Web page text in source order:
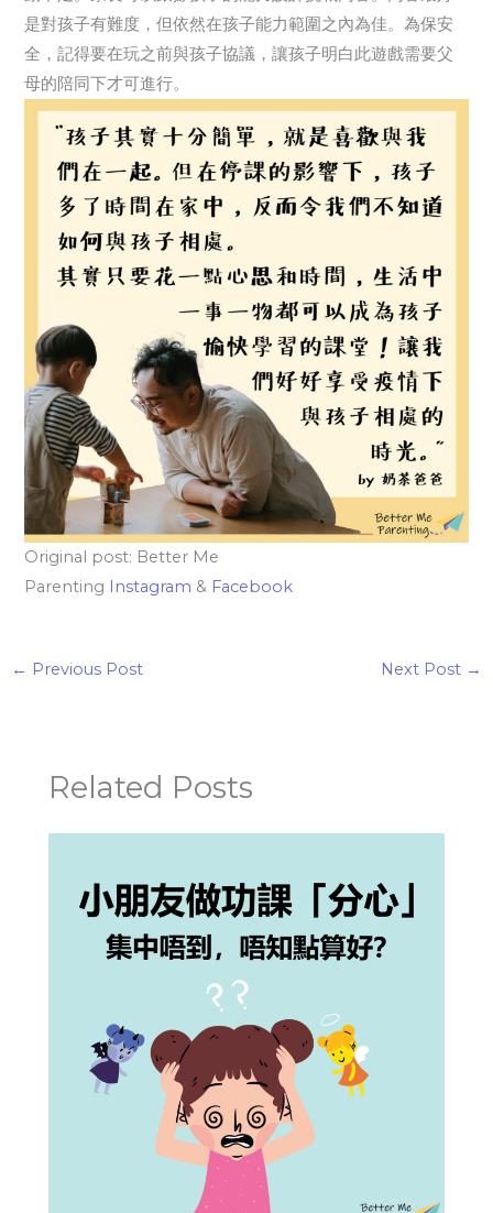
是對孩子有難度，但依然在孩子能力範圍之內為佳。為保安
全，記得要在玩之前與孩子協議，讓孩子明白此遊戲需要父
母的陪同下才可進行。
Original post: Better Me
Parenting Instagram & Facebook
← Previous Post Next Post →
Related Posts